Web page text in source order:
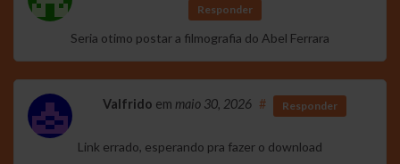
Responder
Seria otimo postar a filmografia do Abel Ferrara
Valfrido em maio 30, 2026 # Responder
Link errado, esperando pra fazer o download